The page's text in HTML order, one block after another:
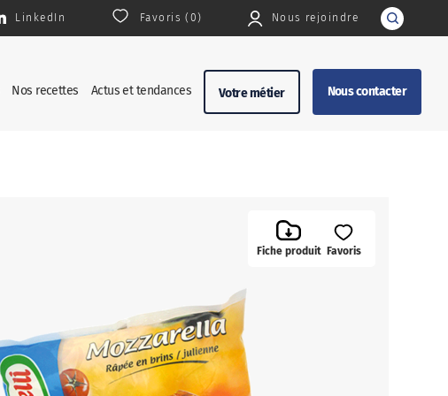
LinkedIn Favoris ( 0 ) Nous rejoindre
Nos recettes Actus et tendances Votre métier Nous contacter
Fiche produit Favoris